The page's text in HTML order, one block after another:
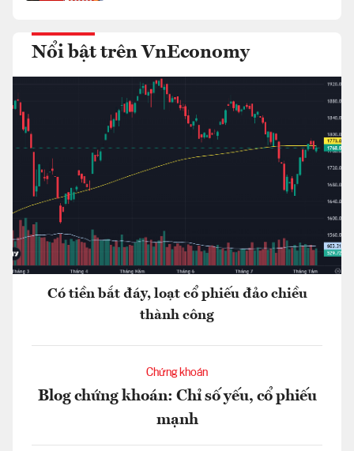
Nổi bật trên VnEconomy
Có tiền bắt đáy, loạt cổ phiếu đảo chiều
thành công
Chứng khoán
Blog chứng khoán: Chỉ số yếu, cổ phiếu
mạnh